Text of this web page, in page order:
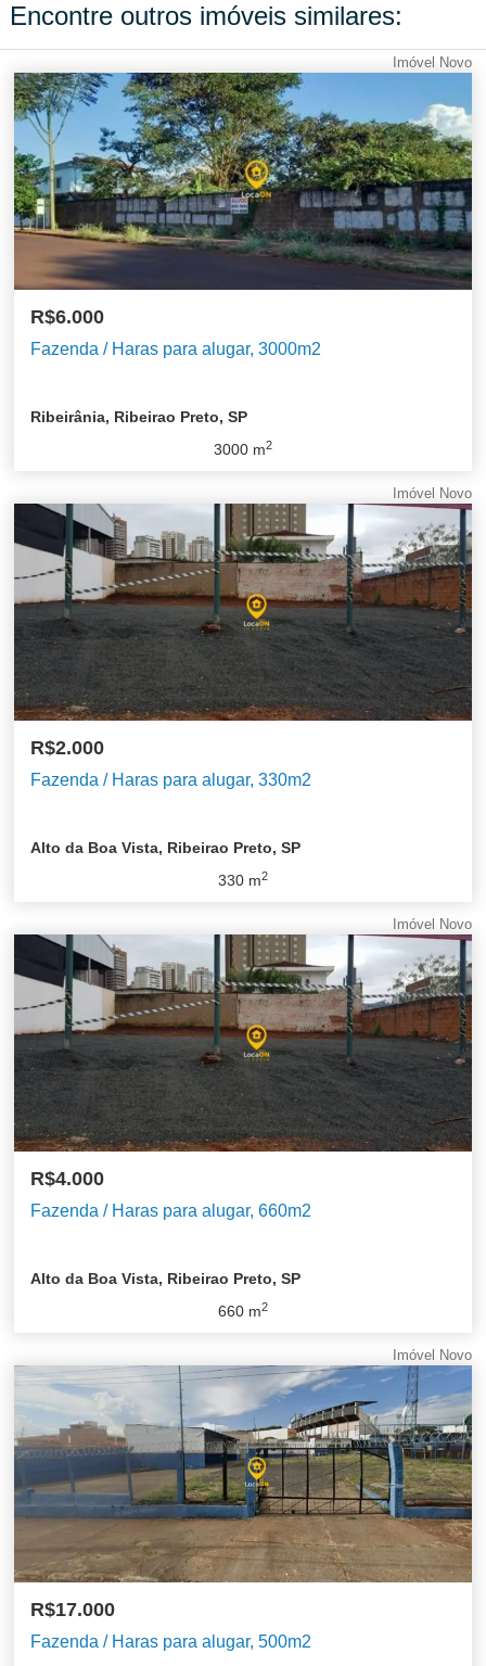
Encontre outros imóveis similares:
Imóvel Novo
R$6.000
Fazenda / Haras para alugar, 3000m2
Ribeirânia, Ribeirao Preto, SP
3000m2
Imóvel Novo
R$2.000
Fazenda / Haras para alugar, 330m2
Alto da Boa Vista, Ribeirao Preto, SP
330m2
Imóvel Novo
R$4.000
Fazenda / Haras para alugar, 660m2
Alto da Boa Vista, Ribeirao Preto, SP
660m2
Imóvel Novo
R$17.000
Fazenda / Haras para alugar, 500m2